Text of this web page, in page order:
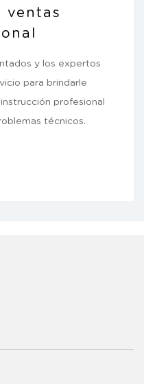
ventas
y los expertos
para brindarle
profesional
técnicos.